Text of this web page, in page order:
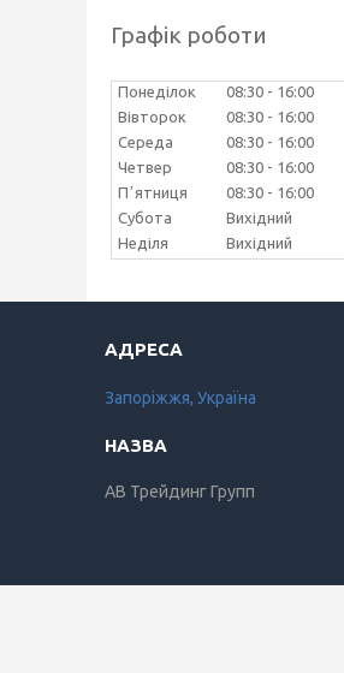
Графік роботи
Понеділок 08:30
16:00
Вівторок
08:30
16:00
Середа
08:30
16:00
Четвер
08:30
16:00
Пʼятниця
08:30
16:00
Субота
Вихідний
Неділя
Вихідний
Запоріжжя, Україна
АВ Трейдинг Групп